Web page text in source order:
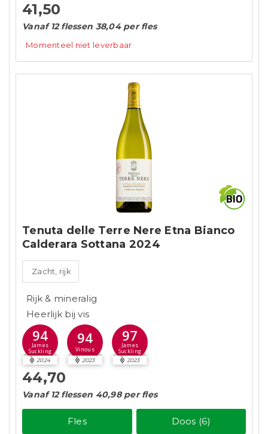
41,50
Vanaf 12 flessen 38,04 per fles
Momenteel niet leverbaar
Tenuta delle Terre Nere Etna Bianco
Calderara Sottana 2024
Zacht, rijk
Rijk & mineralig
Heerlijk bij vis
94
James
Suckling
2024
94
Vinous
2023
97
James
Suckling
2023
44,70
Vanaf 12 flessen 40,98 per fles
Fles Doos (6)